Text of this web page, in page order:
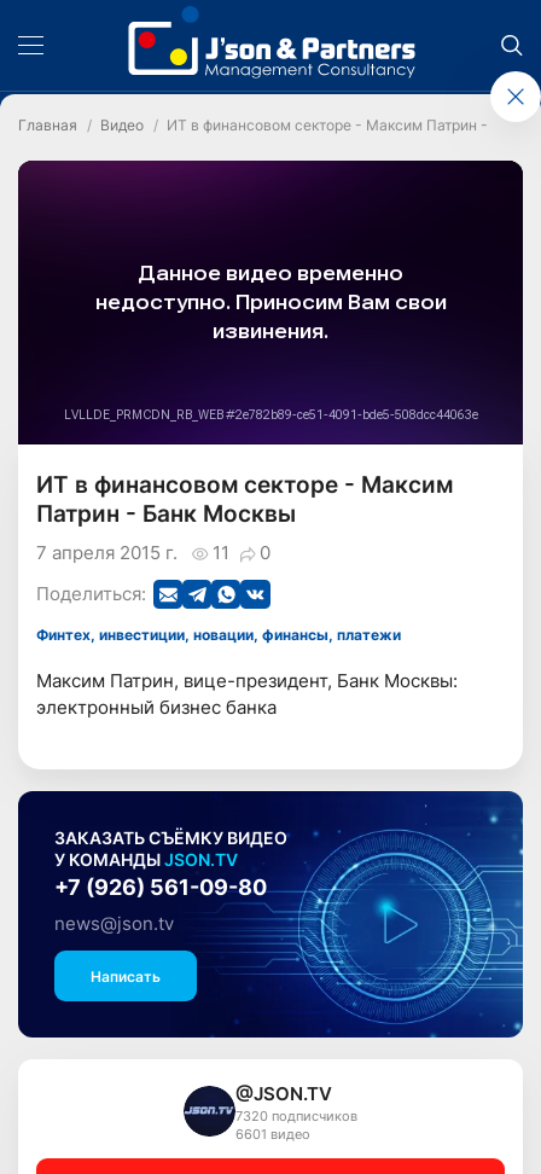
Главная Видео ИТ в финансовом секторе - Максим Патрин - Банк
ИТ в финансовом секторе - Максим
Патрин - Банк Москвы
11 0
7 апреля 2015 г.
Поделиться:
Финтех, инвестиции, новации, финансы, платежи
Максим Патрин, вице-президент, Банк Москвы:
электронный бизнес банка
ЗАКАЗАТЬ СЪЁМКУ ВИДЕО
У КОМАНДЫJSON.TV
+7 (926) 561-09-80
news@json.tv
Написать
@JSON.TV
7320 подписчиков
6601 видео